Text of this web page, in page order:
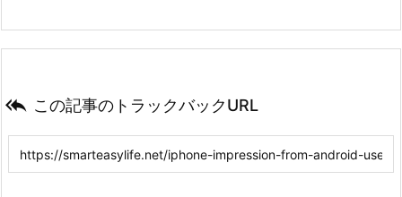
 この記事のトラックバックURL